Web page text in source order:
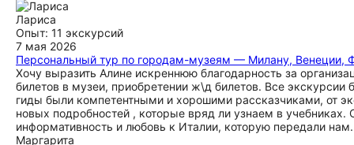
Лариса
Опыт: 11 экскурсий
7 мая 2026
Персональный тур по городам-музеям — Милану, Венеции,
Хочу выразить Алине искреннюю благодарность за
билетов в музеи, приобретении ж\д билетов. Все
гиды были компетентными и хорошими рассказчиками, от
новых подробностей , которые вряд ли узнаем в
информативность и любовь к Италии, которую передали
Маргарита